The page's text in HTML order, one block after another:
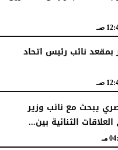
صـ
نائب رئيس اتحاد
صـ
يبحث مع نائب وزير
الثنائية بين...
مـ